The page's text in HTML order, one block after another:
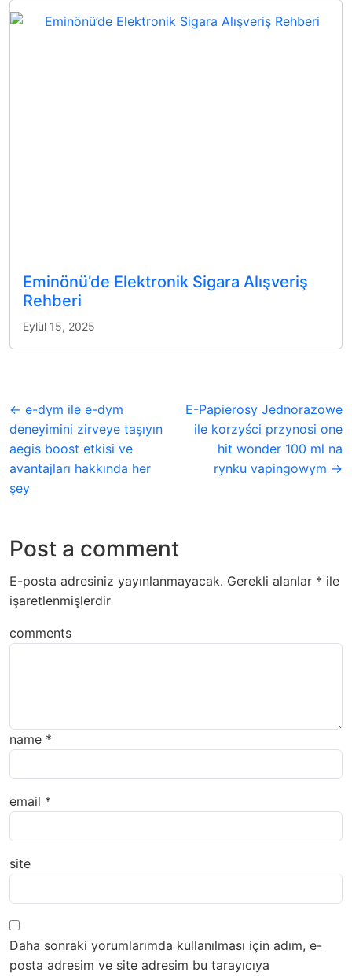
Eminönü’de Elektronik Sigara Alışveriş
Rehberi
Eylül 15, 2025
← e-dym ile e-dym
deneyimini zirveye taşıyın
aegis boost etkisi ve
avantajları hakkında her
şey
E-Papierosy Jednorazowe
ile korzyści przynosi one
hit wonder 100 ml na
rynku vapingowym →
Post a comment
E-posta adresiniz yayınlanmayacak. Gerekli alanlar * ile
işaretlenmişlerdir
comments
name *
email *
site
Daha sonraki yorumlarımda kullanılması için adım, e-
posta adresim ve site adresim bu tarayıcıya